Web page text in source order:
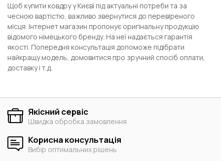
Щоб купити ковдру у Києві під актуальні потреби та за
чесною вартістю, важливо звернутися до перевіреного
місця. Інтернет магазин пропонує оригінальну продукцію
відомого німецького бренду. На неї надається гарантія
якості. Попередня консультація допоможе підібрати
найкращу модель, домовитися про зручний спосіб оплати,
доставку і т.д.
Якісний сервіс
Швидка обробка замовлення
Корисна консультація
Вибір оптимальних рішень